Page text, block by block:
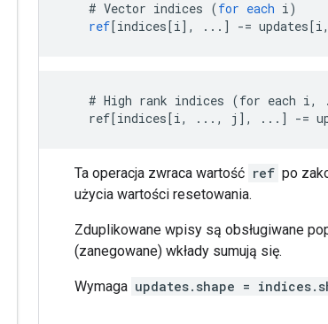
    #
Vector indices (for each i)
ref[indices[i] , ... ] -= updates[
# High rank indices (for each i,
ref[indices[i, ..., j], ...] -=
Ta operacja zwraca wartość ref po
użycia wartości resetowania.
Zduplikowane wpisy są obsługiwane
(zanegowane) wkłady sumują się.
Wymaga updates.shape =